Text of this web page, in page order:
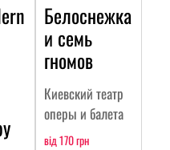
Белоснежка
и семь
гномов
Киевский театр
оперы и балета
від 170 грн